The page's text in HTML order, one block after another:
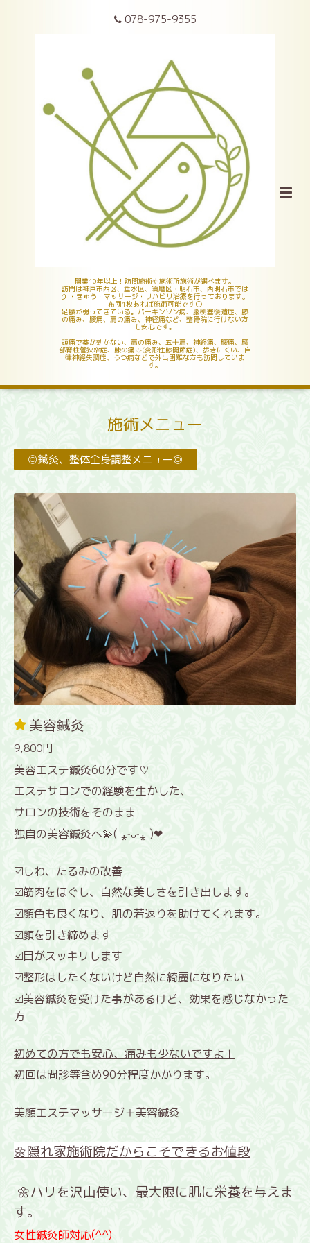
078-975-9355
開業10年以上！訪問施術や施術所施術が選べます。
訪問は神戸市西区、垂水区、須磨区・明石市、西明石市では
り ・きゅう・マッサージ・リハビリ治療を行っております。
布団1枚あれば施術可能です〇
足腰が弱ってきている。パーキンソン病、脳梗塞後遺症、膝
の痛み、腰痛、肩の痛み、神経痛など、整骨院に行けない方
も安心です。
頭痛で薬が効かない、肩の痛み、五十肩、神経痛、腰痛、腰
部脊柱管狭窄症、膝の痛み(変形性膝関節症)、歩きにくい、自
律神経失調症、うつ病などで外出困難な方も訪問していま
す。
施術メニュー
◎鍼灸、整体全身調整メニュー◎
美容鍼灸
9,800円
美容エステ鍼灸60分です♡
エステサロンでの経験を生かした、
サロンの技術をそのまま
独自の美容鍼灸へ💫( ⁎ᵕᴗᵕ⁎ )❤
☑️しわ、たるみの改善
☑️筋肉をほぐし、自然な美しさを引き出します。
☑️顔色も良くなり、肌の若返りを助けてくれます。
☑️顔を引き締めます
☑️目がスッキリします
☑️整形はしたくないけど自然に綺麗になりたい
☑️美容鍼灸を受けた事があるけど、効果を感じなかった
方
初めての方でも安心、痛みも少ないですよ！
初回は問診等含め90分程度かかります。
美顔エステマッサージ＋美容鍼灸
🌼隠れ家施術院だからこそできるお値段
🌼ハリを沢山使い、最大限に肌に栄養を与えま
す。
女性鍼灸師対応(^^)